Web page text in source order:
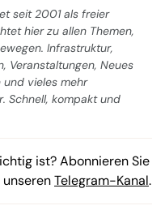
seit 2001 als freier
hier zu allen Themen,
Infrastruktur,
Veranstaltungen, Neues
und vieles mehr
Schnell, kompakt und
ist? Abonnieren Sie
Telegram-Kanal.